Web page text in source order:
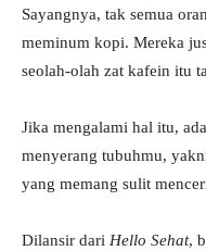
Sayangnya, tak semua
meminum kopi. Mereka
seolah-olah zat kafein itu
Jika mengalami hal itu,
menyerang tubuhmu,
yang memang sulit
Dilansir dari Hello Sehat,